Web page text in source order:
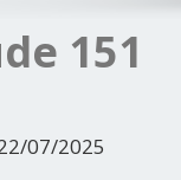
151
07/2025